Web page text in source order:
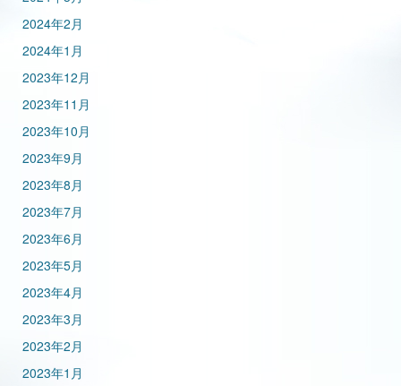
2024年2月
2024年1月
2023年12月
2023年11月
2023年10月
2023年9月
2023年8月
2023年7月
2023年6月
2023年5月
2023年4月
2023年3月
2023年2月
2023年1月